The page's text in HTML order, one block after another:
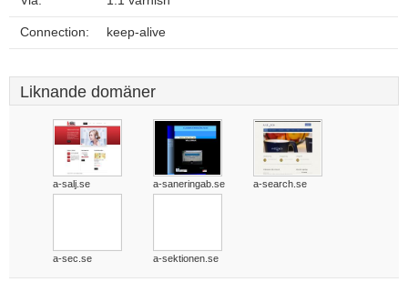
Connection: keep-alive
Liknande domäner
a-salj.se a-saneringab.se a-search.se
a-sec.se a-sektionen.se